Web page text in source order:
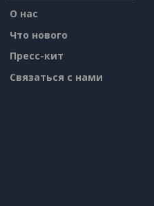
О нас
Что нового
Пресс-кит
Связаться с нами